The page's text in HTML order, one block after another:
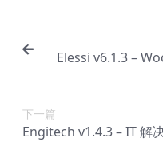
Elessi v6.1.3 –
下一篇
Engitech v1.4.3 – IT 解